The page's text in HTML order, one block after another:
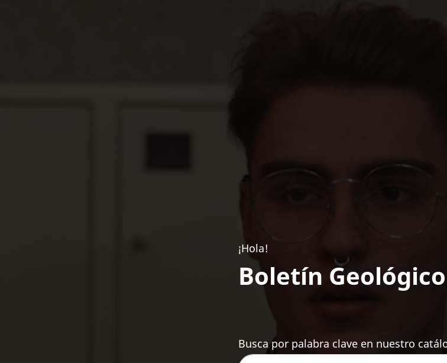
¡Hola!
Boletín Geológico
Busca por palabra clave en nuestro